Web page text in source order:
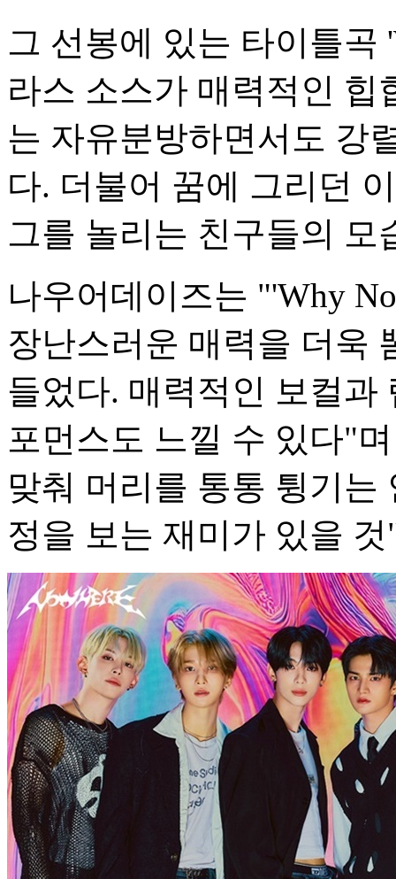
그 선봉에 있는 타이틀곡
라스 소스가 매력적인 힙
는 자유분방하면서도 강
다. 더불어 꿈에 그리던
그를 놀리는 친구들의 모
나우어데이즈는 "'Why
장난스러운 매력을 더욱
들었다. 매력적인 보컬과
포먼스도 느낄 수 있다"
맞춰 머리를 통통 튕기는
정을 보는 재미가 있을